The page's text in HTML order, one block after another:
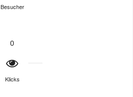
Besucher
0
Klicks